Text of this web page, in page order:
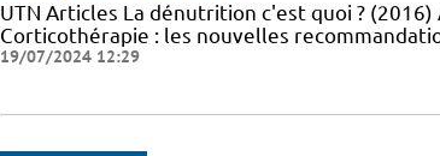
UTN Articles La dénutrition c'est quoi ?
Corticothérapie : les nouvelles
19/07/2024 12:29